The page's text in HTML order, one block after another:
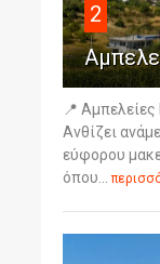
2
📍
Ανθίζει
εύφορου
όπου...